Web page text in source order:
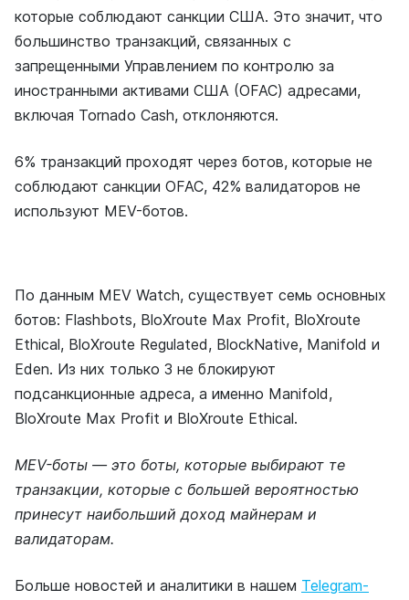
которые соблюдают санкции США. Это значит, что
большинство транзакций, связанных с
запрещенными Управлением по контролю за
иностранными активами США (OFAC) адресами,
включая Tornado Cash, отклоняются.
6% транзакций проходят через ботов, которые не
соблюдают санкции OFAC, 42% валидаторов не
используют MEV-ботов.
По данным MEV Watch, cуществует семь основных
ботов: Flashbots, BloXroute Max Profit, BloXroute
Ethical, BloXroute Regulated, BlockNative, Manifold и
Eden. Из них только 3 не блокируют
подсанкционные адреса, а именно Manifold,
BloXroute Max Profit и BloXroute Ethical.
MEV-боты — это боты, которые выбирают те
транзакции, которые с большей вероятностью
принесут наибольший доход майнерам и
валидаторам.
Больше новостей и аналитики в нашем Telegram-